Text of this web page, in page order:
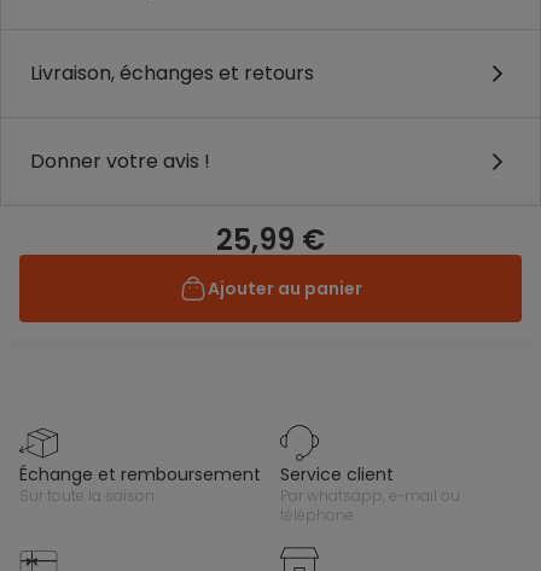
Livraison, échanges et retours
Donner votre avis !
25,99 €
Ajouter au panier
échange et remboursement
sur toute la saison
service client
par whatsapp, e-mail ou
téléphone